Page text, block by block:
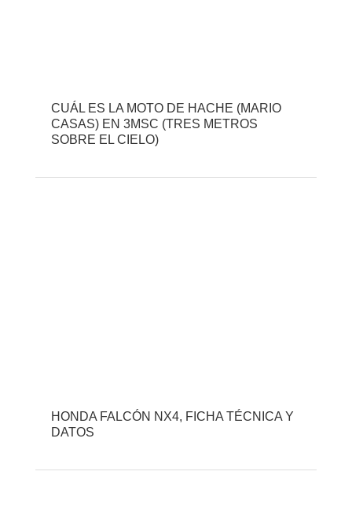
CUÁL ES LA MOTO DE HACHE (MARIO
CASAS) EN 3MSC (TRES METROS
SOBRE EL CIELO)
HONDA FALCÓN NX4, FICHA TÉCNICA Y
DATOS